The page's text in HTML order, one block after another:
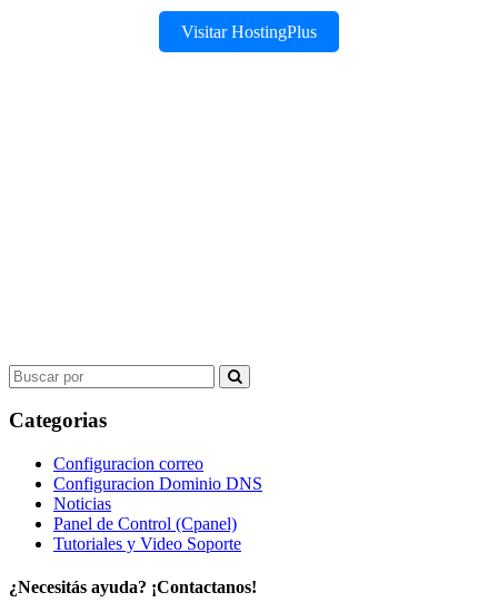
Visitar HostingPlus
Search
for:
Categorias
Configuracion correo
Configuracion Dominio DNS
Noticias
Panel de Control (Cpanel)
Tutoriales y Video Soporte
¿Necesitás ayuda? ¡Contactanos!